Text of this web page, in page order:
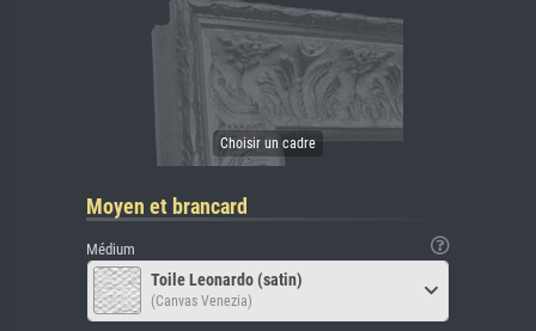
Moyen et brancard
Médium
Toile Leonardo (satin)
(Canvas Venezia)